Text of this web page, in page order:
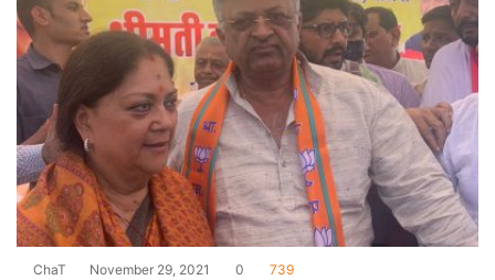
ChaT November 29, 2021 0 739